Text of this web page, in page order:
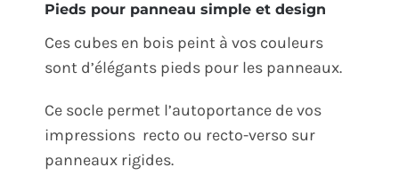
Pieds pour panneau simple et design
Ces cubes en bois peint à vos couleurs
sont d’élégants pieds pour les panneaux.
Ce socle permet l’autoportance de vos
impressions recto ou recto-verso sur
panneaux rigides.